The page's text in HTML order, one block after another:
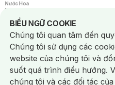
Nước Hoa
Nước Hoa Nữ
Chăm Sóc Cá Nhân
Chống Muỗi /Khẩu Trang /Máy Massage/
Sản Phẩm Chăm Sóc Khác /Bàn Chải Đánh
Hỗ Trợ Trắng Răng/Kem Đánh Răng /Máy
Tăm / Chỉ Nha Khoa/ Xịt Thơm Miệng / Dung
Khăn Ướt Vệ Sinh Vùng Kín/Băng Vệ Sinh/
Máy Cạo Râu
Vấn Đề Về Da
Da Dầu / Lỗ Chân Lông To/ Da Khô / Mất
BIỂU NGỮ COOKIE
Notice about cookies usage
Chúng tôi quan tâm đến
Chúng tôi sử dụng các
website của chúng tôi và
suốt quá trình điều hướng.
chúng tôi và các đối tác